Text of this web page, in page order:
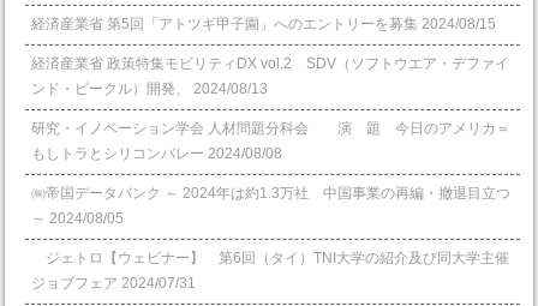
経済産業省 第5回「アトツギ甲子園」へのエントリーを募集 2024/08/15
経済産業省 政策特集モビリティDX vol.2 SDV（ソフトウエア・デファイ
ンド・ビークル）開発、
2024/08/13
研究・イノベーション学会 人材問題分科会 演 題 今日のアメリカ＝
もしトラとシリコンバレー 2024/08/08
㈱帝国データバンク ～ 2024年は約1.3万社 中国事業の再編・撤退目立つ
～ 2024/08/05
ジェトロ【ウェビナー】 第6回（タイ）TNI大学の紹介及び同大学主催
ジョブフェア 2024/07/31